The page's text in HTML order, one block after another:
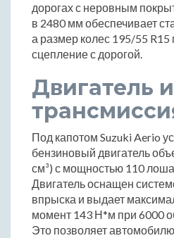
дорогах с неровным
в 2480 мм обеспечивает
а размер колес 195/55
сцепление с дорогой.
Двигатель и
Под капотом Suzuki Aerio
бензиновый двигатель
см³) с мощностью 110
Двигатель оснащен
впрыска и выдает
момент 143 Н*м при 6000
Это позволяет